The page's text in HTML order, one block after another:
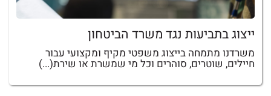
ייצוג בתביעות נגד משרד הביטחון
משרדנו מתמחה בייצוג משפטי מקיף ומקצועי עבור
חיילים, שוטרים, סוהרים וכל מי שמשרת או שירת(...)